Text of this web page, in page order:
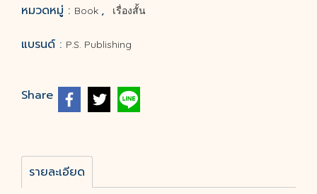
หมวดหมู่ : Book , เรื่องสั้น
แบรนด์ : P.S. Publishing
Share
รายละเอียด